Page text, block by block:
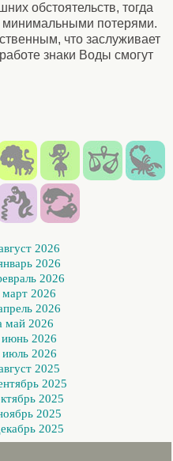
обстоятельств, тогда
минимальными потерями.
что заслуживает
знаки Воды смогут
2026
2026
2026
март 2026
2026
май 2026
июнь 2026
июль 2026
2025
2025
2025
2025
2025